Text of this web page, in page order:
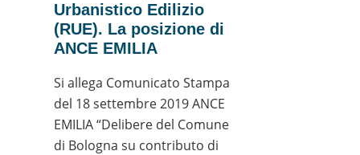
Urbanistico Edilizio
(RUE). La posizione di
ANCE EMILIA
Si allega Comunicato Stampa
del 18 settembre 2019 ANCE
EMILIA “Delibere del Comune
di Bologna su contributo di